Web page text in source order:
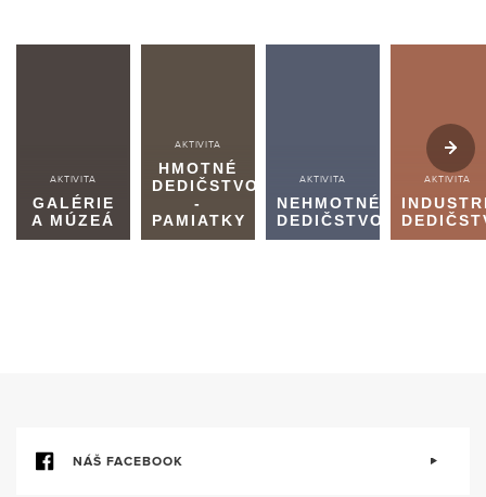
AKTIVITA
GALÉRIE
A MÚZEÁ
AKTIVITA
HMOTNÉ
DEDIČSTVO
-
PAMIATKY
AKTIVITA
NEHMOTNÉ
DEDIČSTVO
AKTIVITA
NÁŠ FACEBOOK